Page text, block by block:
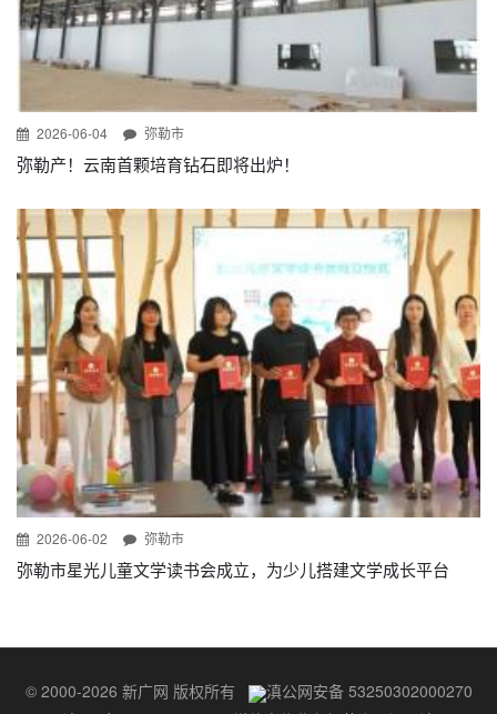
2026-06-04 弥勒市
弥勒产！云南首颗培育钻石即将出炉！
2026-06-02 弥勒市
弥勒市星光儿童文学读书会成立，为少儿搭建文学成长平台
© 2000-2026 新广网 版权所有
滇公网安备 53250302000270